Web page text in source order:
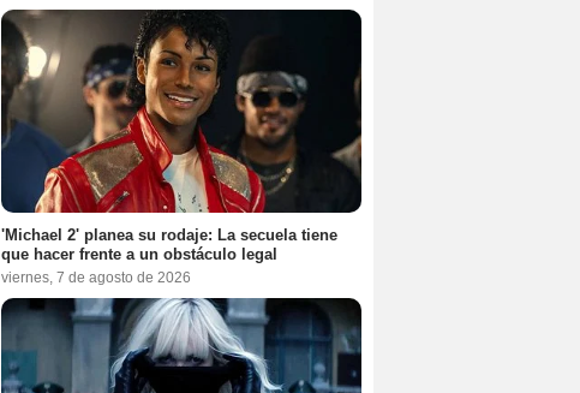
'Michael 2' planea su rodaje: La secuela tiene
que hacer frente a un obstáculo legal
viernes, 7 de agosto de 2026